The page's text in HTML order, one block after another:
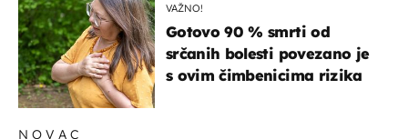
VAŽNO!
Gotovo 90 % smrti od
srčanih bolesti povezano je
s ovim čimbenicima rizika
NOVAC